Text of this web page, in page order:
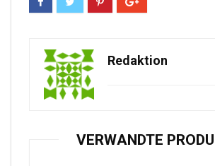
Redaktion
VERWANDTE